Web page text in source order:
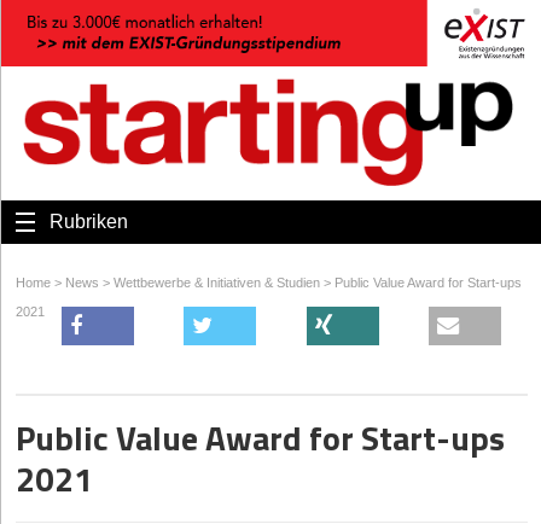
Rubriken
Home > News > Wettbewerbe & Initiativen & Studien > Public Value Award for Start-ups
2021
Public Value Award for Start-ups
2021